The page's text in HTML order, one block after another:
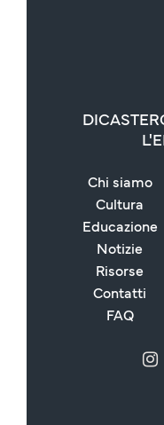
Chi siamo
Cultura
Educazione
Notizie
Risorse
Contatti
FAQ